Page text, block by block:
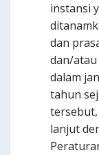
instansi
dan
dan/
dalam
tahun
lanjut